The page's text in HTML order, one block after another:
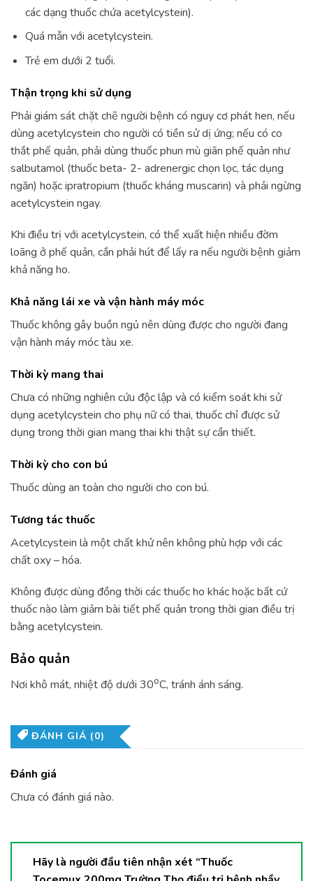
các dạng thuốc chứa acetylcystein).
Quá mẫn với acetylcystein.
Trẻ em dưới 2 tuổi.
Thận trọng khi sử dụng
Phải giám sát chặt chẽ người bệnh có nguy cơ phát hen, nếu
dùng acetylcystein cho người có tiền sử dị ứng; nếu có co
thắt phế quản, phải dùng thuốc phun mù giãn phế quản như
salbutamol (thuốc beta- 2- adrenergic chọn lọc, tác dụng
ngăn) hoặc ipratropium (thuốc kháng muscarin) và phải ngừng
acetylcystein ngay.
Khi điều trị với acetylcystein, có thể xuất hiện nhiều đờm
loãng ở phế quản, cần phải hút để lấy ra nếu người bệnh giảm
khả năng ho.
Khả năng lái xe và vận hành máy móc
Thuốc không gây buồn ngủ nên dùng được cho người đang
vận hành máy móc tàu xe.
Thời kỳ mang thai
Chưa có những nghiên cứu độc lập và có kiểm soát khi sử
dụng acetylcystein cho phụ nữ có thai, thuốc chỉ được sử
dụng trong thời gian mang thai khi thật sự cần thiết.
Thời kỳ cho con bú
Thuốc dùng an toàn cho người cho con bú.
Tương tác thuốc
Acetylcystein là một chất khử nên không phù hợp với các
chất oxy – hóa.
Không được dùng đồng thời các thuốc ho khác hoặc bất cứ
thuốc nào làm giảm bài tiết phế quản trong thời gian điều trị
bằng acetylcystein.
Bảo quản
Nơi khô mát, nhiệt độ dưới 30oC, tránh ánh sáng.
ĐÁNH GIÁ (0)
Đánh giá
Chưa có đánh giá nào.
Hãy là người đầu tiên nhận xét “Thuốc